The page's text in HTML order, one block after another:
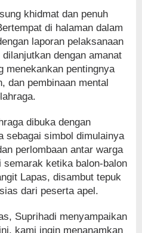
khidmat dan penuh
di halaman dalam
laporan pelaksanaan
dengan amanat
menekankan pentingnya
dan pembinaan mental
dibuka dengan
sebagai simbol dimulainya
perlombaan antar warga
semarak ketika balon-balon
Lapas, disambut tepuk
dari peserta apel.
Suprihadi menyampaikan
kami ingin menanamkan